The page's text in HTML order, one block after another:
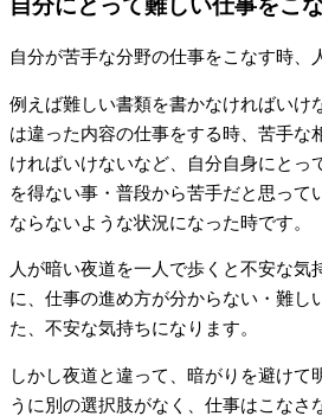
自分が苦手な分野の仕事をこなす時、
例えば難しい書類を書かなければいけ
は違った内容の仕事をする時、苦手な
ければいけないなど、自分自身にとっ
を得ない事・普段から苦手だと思って
ならないような状況になった時です。
人が暗い夜道を一人で歩くと不安な気
に、仕事の進め方が分からない・難し
た、不安な気持ちになります。
しかし夜道と違って、暗がりを避けて
うに別の選択肢がなく、仕事はこなさ